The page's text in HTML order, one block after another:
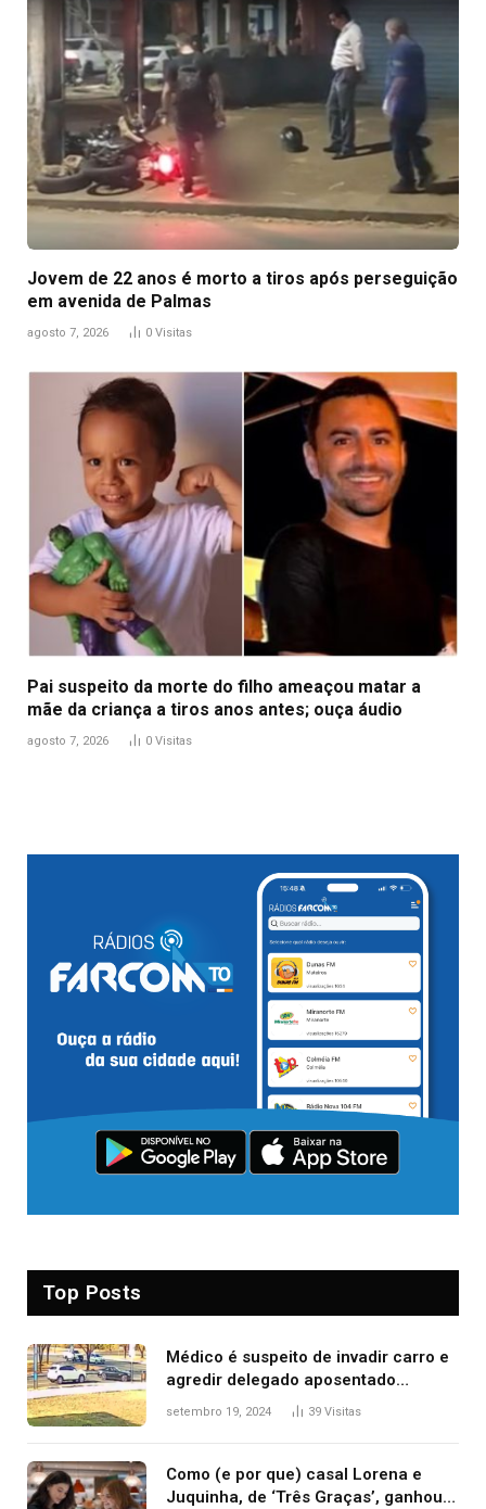
Jovem de 22 anos é morto a tiros após perseguição
em avenida de Palmas
agosto 7, 2026 0 Visitas
Pai suspeito da morte do filho ameaçou matar a
mãe da criança a tiros anos antes; ouça áudio
agosto 7, 2026 0 Visitas
Top Posts
Médico é suspeito de invadir carro e
agredir delegado aposentado
durante confusão no trânsito
setembro 19, 2024 39 Visitas
Como (e por que) casal Lorena e
Juquinha, de ‘Três Graças’, ganhou